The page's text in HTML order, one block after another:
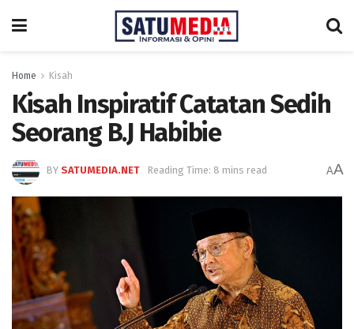
Home Kisah
Kisah Inspiratif Catatan Sedih
Seorang B.J Habibie
BY SATUMEDIA.NET Reading Time: 8 mins read AA